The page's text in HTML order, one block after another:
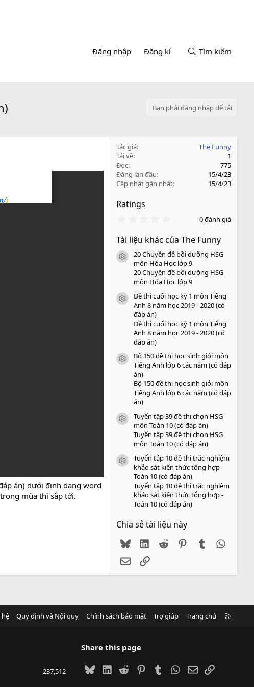
Đăng nhập Đăng kí Tìm kiếm
Bạn phải đăng nhập để tải
án) dưới định dạng word
mùa thi sắp tới.
Tác giả
The Funny
Tải về
1
Đọc
775
Đăng lần đầu
15/4/23
Cập nhật gần nhất
15/4/23
Ratings
0
0
s
a
o
0 đánh giá
Tài liệu khác của The Funny
icon tài liệu
20 Chuyên đề bồi dưỡng HSG
môn Hóa Học lớp 9
20 Chuyên đề bồi dưỡng HSG
môn Hóa Học lớp 9
icon tài liệu
Đề thi cuối học kỳ 1 môn Tiếng
Anh 8 năm học 2019 - 2020 (có
đáp án)
Đề thi cuối học kỳ 1 môn Tiếng
Anh 8 năm học 2019 - 2020 (có
đáp án)
icon tài liệu
Bộ 150 đề thi học sinh giỏi môn
Tiếng Anh lớp 6 các năm (có đáp
án)
Bộ 150 đề thi học sinh giỏi môn
Tiếng Anh lớp 6 các năm (có đáp
án)
icon tài liệu
Tuyển tập 39 đề thi chọn HSG
môn Toán 10 (có đáp án)
Tuyển tập 39 đề thi chọn HSG
môn Toán 10 (có đáp án)
icon tài liệu
Tuyển tập 10 đề thi trắc nghiệm
khảo sát kiến thức tổng hợp -
Toán 10 (có đáp án)
Tuyển tập 10 đề thi trắc nghiệm
khảo sát kiến thức tổng hợp -
Toán 10 (có đáp án)
Chia sẻ tài liệu này
BlueskyLinkedIn
Reddit PinterestTumblr
EmailLink
hệ Quy định và Nội quy Chính sách bảo mật Trợ giúp Trang chủ
237,512
Share this page
BlueskyLinkedIn
Reddit PinterestTumblrWhatsApp
EmailLink